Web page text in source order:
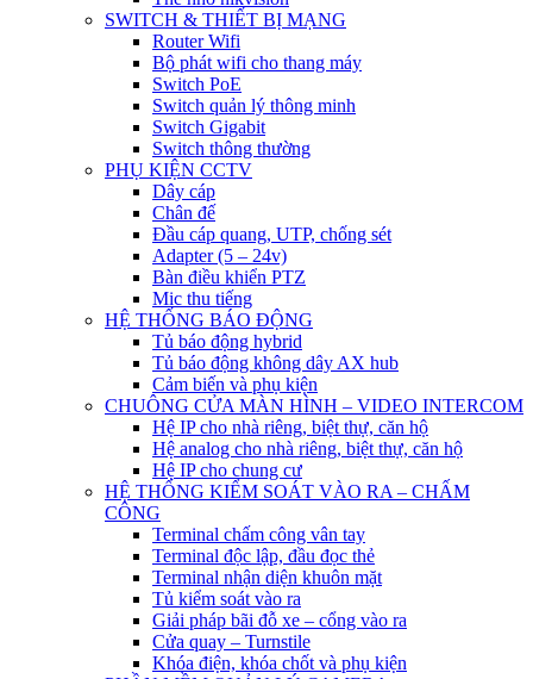
SWITCH & THIẾT BỊ MẠNG
Router Wifi
Bộ phát wifi cho thang máy
Switch PoE
Switch quản lý thông minh
Switch Gigabit
Switch thông thường
PHỤ KIỆN CCTV
Dây cáp
Chân đế
Đầu cáp quang, UTP, chống sét
Adapter (5 – 24v)
Bàn điều khiển PTZ
Mic thu tiếng
HỆ THỐNG BÁO ĐỘNG
Tủ báo động hybrid
Tủ báo động không dây AX hub
Cảm biến và phụ kiện
CHUÔNG CỬA MÀN HÌNH – VIDEO INTERCOM
Hệ IP cho nhà riêng, biệt thự, căn hộ
Hệ analog cho nhà riêng, biệt thự, căn hộ
Hệ IP cho chung cư
HỆ THỐNG KIỂM SOÁT VÀO RA – CHẤM
CÔNG
Terminal chấm công vân tay
Terminal độc lập, đầu đọc thẻ
Terminal nhận diện khuôn mặt
Tủ kiểm soát vào ra
Giải pháp bãi đỗ xe – cổng vào ra
Cửa quay – Turnstile
Khóa điện, khóa chốt và phụ kiện